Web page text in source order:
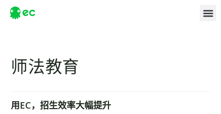
师法教育
用EC，招生效率大幅提升